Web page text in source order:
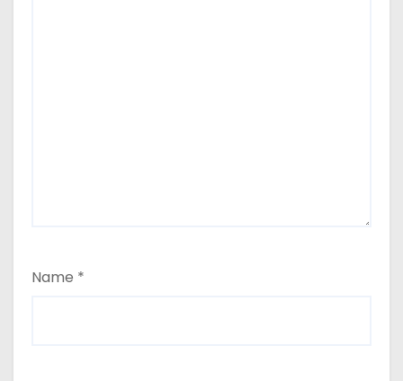
Name *